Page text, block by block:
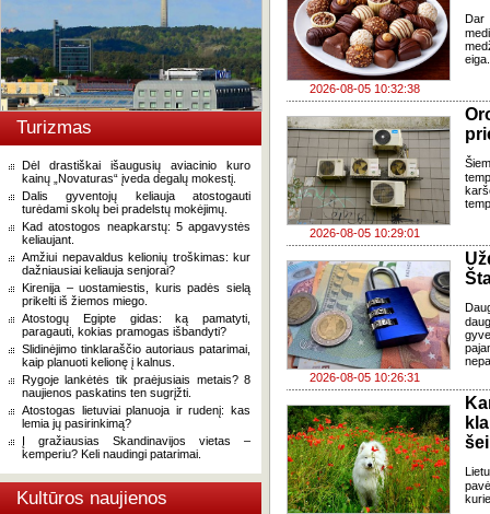
Turizmas
Dėl drastiškai išaugusių aviacinio kuro
kainų „Novaturas“ įveda degalų mokestį.
Dalis gyventojų keliauja atostogauti
turėdami skolų bei pradelstų mokėjimų.
Kad atostogos neapkarstų: 5 apgavystės
keliaujant.
Amžiui nepavaldus kelionių troškimas: kur
dažniausiai keliauja senjorai?
Kirenija – uostamiestis, kuris padės sielą
prikelti iš žiemos miego.
Atostogų Egipte gidas: ką pamatyti,
paragauti, kokias pramogas išbandyti?
Slidinėjimo tinklaraščio autoriaus patarimai,
kaip planuoti kelionę į kalnus.
Rygoje lankėtės tik praėjusiais metais? 8
naujienos paskatins ten sugrįžti.
Atostogas lietuviai planuoja ir rudenį: kas
lemia jų pasirinkimą?
Į gražiausias Skandinavijos vietas –
kemperiu? Keli naudingi patarimai.
Kultūros naujienos
2026-08-05 10:32:38
Dar
2026-08-05 10:29:01
2026-08-05 10:26:31